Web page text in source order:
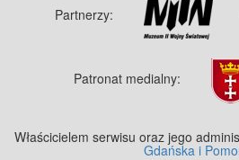
Partnerzy:
Patronat medialny:
Właścicielem serwisu oraz jego
Gdańska i